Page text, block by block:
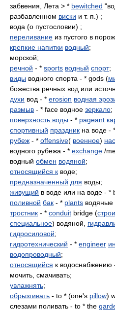
забвения, Лета > * bewitched
разбавленном виски и т. п.) ;
вода (о пустословии) ;
переливание из пустого в
крепкие напитки водный;
морской;
речной - * sports водный спорт;
виды водного спорта - * gods (
божества речных вод или
духи вод - * erosion водная
размыв - * face водное зеркало;
поверхность воды - * pageant
спортивный праздник на воде - *
рубеж - * offensive( военное)
водного рубежа - * exchange /
водный обмен водяной;
относящийся к воде;
предназначенный для воды;
живущий в воде или на воде - *
поливной бак - * plants водяные
тростник - * conduit bridge (
специальное) водяной,
гидросиловой;
гидротехнический - * engineer
водопроводный;
относящийся к водоснабжению
мочить, смачивать;
увлажнять;
обрызгивать - to * (one's pillow)
слезами поливать - to * the